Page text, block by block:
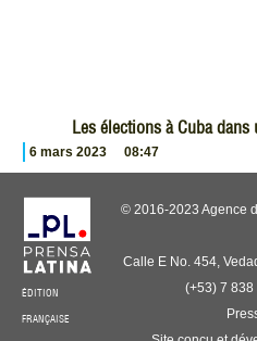
Les élections à Cuba
6 mars 2023 08:47
ÉDITION
FRANÇAISE
© 2016-2023 Agence
Calle E No. 454,
(+53) 7